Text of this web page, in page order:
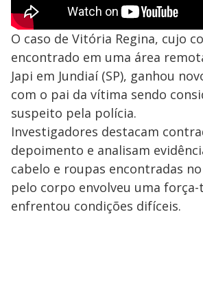
O caso de Vitória Regina, cujo
encontrado em uma área
Japi em Jundiaí (SP), ganhou
com o pai da vítima sendo
suspeito pela polícia.
Investigadores destacam
depoimento e analisam
cabelo e roupas encontradas
pelo corpo envolveu uma
enfrentou condições difíceis.